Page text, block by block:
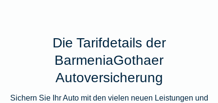
Die Tarifdetails der
BarmeniaGothaer
Autoversicherung
Sichern Sie Ihr Auto mit den vielen neuen Leistungen und